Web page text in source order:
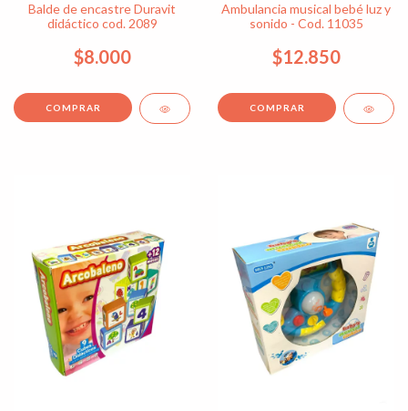
Balde de encastre Duravit
didáctico cod. 2089
$8.000
Ambulancia musical bebé luz y
sonido - Cod. 11035
$12.850